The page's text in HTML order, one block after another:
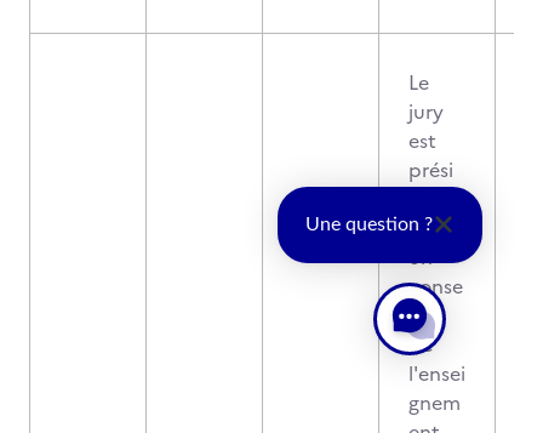
Le
jury
est
prési
par
un
conse
iller
de
l'ensei
gnem
Une question ?